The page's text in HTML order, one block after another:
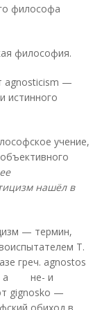
философа
философия.
—
истинного
учение,
нашёл в
— термин,
Т.
греч. agnostos
а не- и
gignosko —
обиход в